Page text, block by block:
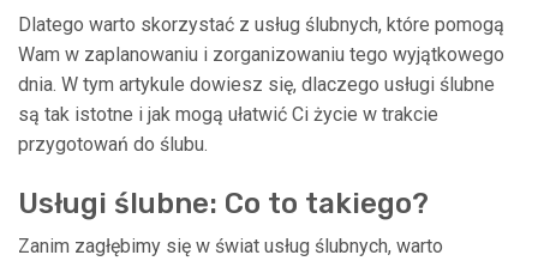
Dlatego warto skorzystać z usług ślubnych, które pomogą
Wam w zaplanowaniu i zorganizowaniu tego wyjątkowego
dnia. W tym artykule dowiesz się, dlaczego usługi ślubne
są tak istotne i jak mogą ułatwić Ci życie w trakcie
przygotowań do ślubu.
Usługi ślubne: Co to takiego?
Zanim zagłębimy się w świat usług ślubnych, warto